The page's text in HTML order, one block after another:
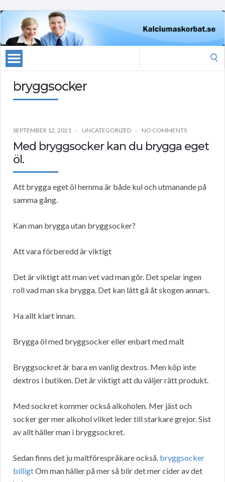
bryggsocker
SEPTEMBER 12, 2021 UNCATEGORIZED NO COMMENTS
Med bryggsocker kan du brygga eget
öl.
Att brygga eget öl hemma är både kul och utmanande på
samma gång.
Kan man brygga utan bryggsocker?
Att vara förberedd är viktigt
Det är viktigt att man vet vad man gör. Det spelar ingen
roll vad man ska brygga. Det kan lätt gå åt skogen annars.
Ha allt klart innan.
Brygga öl med bryggsocker eller enbart med malt
Bryggsockret är bara en vanlig dextros. Men köp inte
dextros i butiken. Det är viktigt att du väljer rätt produkt.
Med sockret kommer också alkoholen. Mer jäst och
socker ger mer alkohol vilket leder till starkare grejor. Sist
av allt häller man i bryggsockret.
Sedan finns det ju maltförespråkare också. bryggsocker
billigtOm man häller på mer så blir det mer cider av det